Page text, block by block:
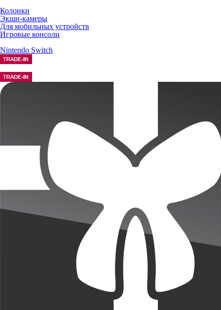
Колонки
Экшн-камеры
Для мобильных устройств
Игровые консоли
Nintendo Switch